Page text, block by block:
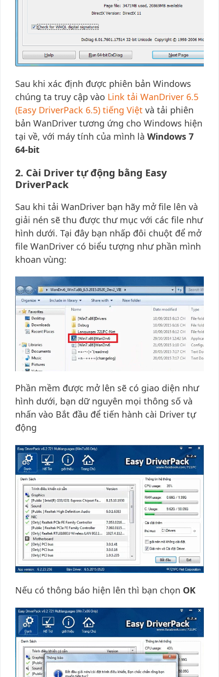
Sau khi xác định được phiên bản Windows
chúng ta truy cập vào Link tải WanDriver 6.5
(Easy DriverPack 6.5) tiếng Việt và tải phiên
bản WanDriver tương ứng cho Windows hiện
tại về, với máy tính của mình là Windows 7
64-bit
2. Cài Driver tự động bằng Easy
DriverPack
Sau khi tải WanDriver bạn hãy mở file lên và
giải nén sẽ thu được thư mục với các file như
hình dưới. Tại đây bạn nhấp đôi chuột để mở
file WanDriver có biểu tượng như phần mình
khoan vùng:
Phần mềm được mở lên sẽ có giao diện như
hình dưới, bạn dữ nguyên mọi thông số và
nhấn vào Bắt đầu để tiến hành cài Driver tự
động
Nếu có thông báo hiện lên thì bạn chọn OK